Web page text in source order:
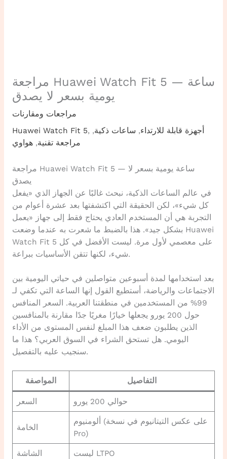
مراجعة Huawei Watch Fit 5 — ساعة
يومية بسعر لا يصدق
مراجعات ومقارنات
Huawei Watch Fit 5, أجهزة قابلة للارتداء, ساعات ذكية,
مراجعة تقنية,هواوي
مراجعة Huawei Watch Fit 5 — ساعة يومية بسعر لا
يصدق
في عالم الساعات الذكية، نبحث غالبًا عن الجهاز الذي «يفعل
كل شيء»، لكن الحقيقة التي اكتشفتها بعد عشرة أعوام من
التجربة هي أن المستخدم العادي يحتاج فقط إلى جهاز «يعمل
بشكل جيد». هذا بالضبط ما شعرت به عندما وضعت Huawei
Watch Fit 5 على معصمي لأول مرة. ليست الأفضل في كل
شيء، لكنها تتقن الأساسيات ببراعة.
بعد استخدامها لمدة أسبوعين متواصلين في حياتي اليومية بين
الاجتماعات والرياضة، أستطيع القول إنها الساعة التي تكفي لـ
99% من المستخدمين في منطقتنا العربية. السعر المنافس
حول 200 يورو يجعلها خيارًا مغريًا جدًا مقارنة بالمنافسين
الذين يطلبون ضعف هذا المبلغ لنفس المستوى من الأداء
اليومي. هل تستحق الشراء في السوق العربي؟ هذا ما
سنجيب عليه بالتفصيل.
المواصفة التفاصيل
السعر حوالي 200 يورو
الخامة
ألومنيوم (على عكس التيتانيوم في نسخة
Pro)
الشاشة ليست LTPO